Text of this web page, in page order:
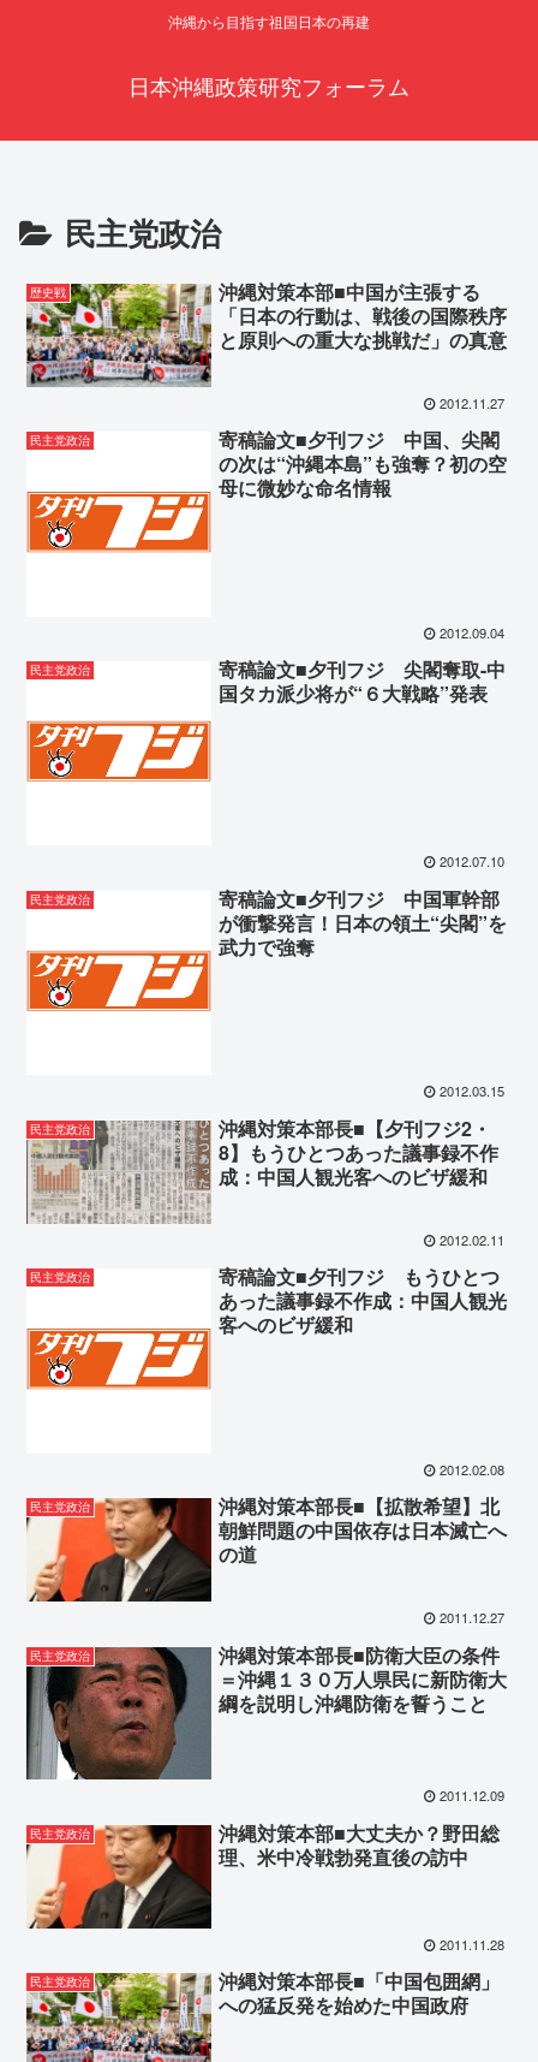
沖縄から目指す祖国日本の再建
日本沖縄政策研究フォーラム
民主党政治
歴史戦
沖縄対策本部■中国が主張する
「日本の行動は、戦後の国際秩序
と原則への重大な挑戦だ」の真意
2012.11.27
民主党政治
寄稿論文■夕刊フジ 中国、尖閣
の次は“沖縄本島”も強奪？初の空
母に微妙な命名情報
2012.09.04
民主党政治
寄稿論文■夕刊フジ 尖閣奪取-中
国タカ派少将が“６大戦略”発表
2012.07.10
民主党政治
寄稿論文■夕刊フジ 中国軍幹部
が衝撃発言！日本の領土“尖閣”を
武力で強奪
2012.03.15
民主党政治
沖縄対策本部長■【夕刊フジ2・
8】もうひとつあった議事録不作
成：中国人観光客へのビザ緩和
2012.02.11
民主党政治
寄稿論文■夕刊フジ もうひとつ
あった議事録不作成：中国人観光
客へのビザ緩和
2012.02.08
民主党政治
沖縄対策本部長■【拡散希望】北
朝鮮問題の中国依存は日本滅亡へ
の道
2011.12.27
民主党政治
沖縄対策本部長■防衛大臣の条件
＝沖縄１３０万人県民に新防衛大
綱を説明し沖縄防衛を誓うこと
2011.12.09
民主党政治
沖縄対策本部■大丈夫か？野田総
理、米中冷戦勃発直後の訪中
2011.11.28
民主党政治
沖縄対策本部長■「中国包囲網」
への猛反発を始めた中国政府